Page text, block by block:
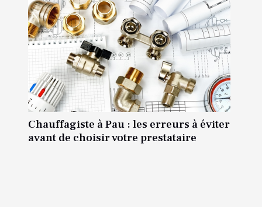
Chauffagiste à Pau : les erreurs à éviter
avant de choisir votre prestataire